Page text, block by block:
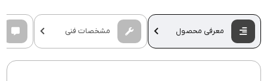
معرفی محصول مشخصات فنی